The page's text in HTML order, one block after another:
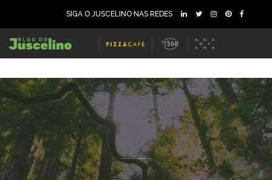
SIGA O JUSCELINO NAS REDES